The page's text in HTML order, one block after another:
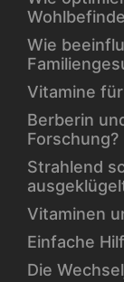
Wie
Vitamine
Berberin
Forschung?
Strahlend
Vitaminen
Einfache
Die